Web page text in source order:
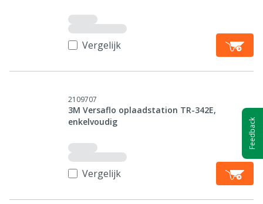
Vergelijk
2109707
3M Versaflo oplaadstation TR-342E,
enkelvoudig
Vergelijk
Feedback